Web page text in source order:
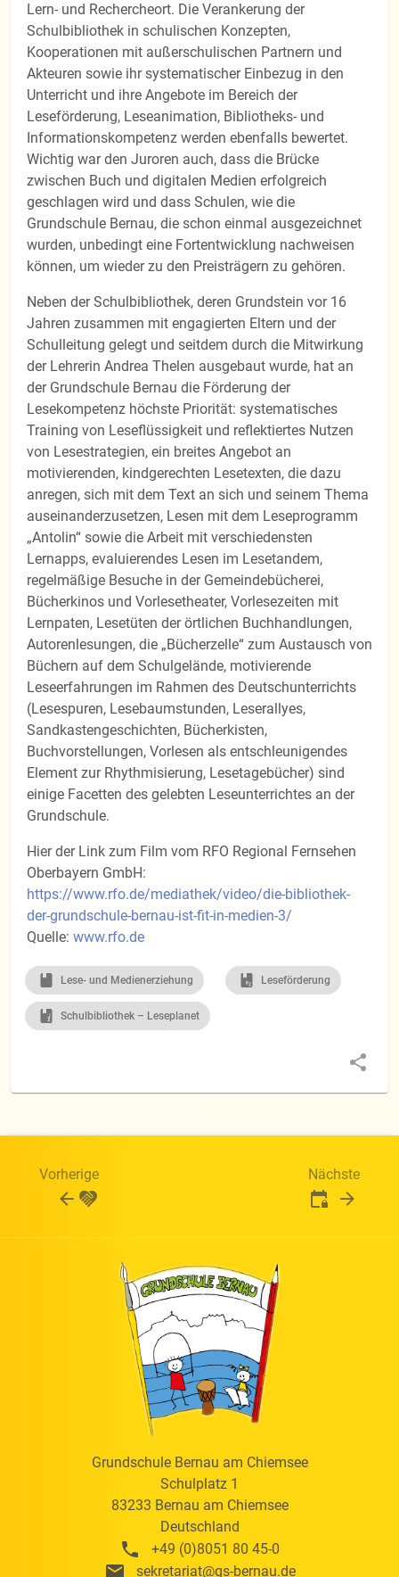
Lern- und Rechercheort. Die Verankerung der
Schulbibliothek in schulischen Konzepten,
Kooperationen mit außerschulischen Partnern und
Akteuren sowie ihr systematischer Einbezug in den
Unterricht und ihre Angebote im Bereich der
Leseförderung, Leseanimation, Bibliotheks- und
Informationskompetenz werden ebenfalls bewertet.
Wichtig war den Juroren auch, dass die Brücke
zwischen Buch und digitalen Medien erfolgreich
geschlagen wird und dass Schulen, wie die
Grundschule Bernau, die schon einmal ausgezeichnet
wurden, unbedingt eine Fortentwicklung nachweisen
können, um wieder zu den Preisträgern zu gehören.
Neben der Schulbibliothek, deren Grundstein vor 16
Jahren zusammen mit engagierten Eltern und der
Schulleitung gelegt und seitdem durch die Mitwirkung
der Lehrerin Andrea Thelen ausgebaut wurde, hat an
der Grundschule Bernau die Förderung der
Lesekompetenz höchste Priorität: systematisches
Training von Leseflüssigkeit und reflektiertes Nutzen
von Lesestrategien, ein breites Angebot an
motivierenden, kindgerechten Lesetexten, die dazu
anregen, sich mit dem Text an sich und seinem Thema
auseinanderzusetzen, Lesen mit dem Leseprogramm
„Antolin“ sowie die Arbeit mit verschiedensten
Lernapps, evaluierendes Lesen im Lesetandem,
regelmäßige Besuche in der Gemeindebücherei,
Bücherkinos und Vorlesetheater, Vorlesezeiten mit
Lernpaten, Lesetüten der örtlichen Buchhandlungen,
Autorenlesungen, die „Bücherzelle“ zum Austausch von
Büchern auf dem Schulgelände, motivierende
Leseerfahrungen im Rahmen des Deutschunterrichts
(Lesespuren, Lesebaumstunden, Leserallyes,
Sandkastengeschichten, Bücherkisten,
Buchvorstellungen, Vorlesen als entschleunigendes
Element zur Rhythmisierung, Lesetagebücher) sind
einige Facetten des gelebten Leseunterrichtes an der
Grundschule.
Hier der Link zum Film vom RFO Regional Fernsehen
Oberbayern GmbH:
https://www.rfo.de/mediathek/video/die-bibliothek-
der-grundschule-bernau-ist-fit-in-medien-3/
Quelle: www.rfo.de
Lese- und Medienerziehung Leseförderung
Schulbibliothek – Leseplanet
Vorherige Nächste
Grundschule Bernau am Chiemsee
Schulplatz 1
83233 Bernau am Chiemsee
Deutschland
+49 (0)8051 80 45-0
sekretariat@gs-bernau.de